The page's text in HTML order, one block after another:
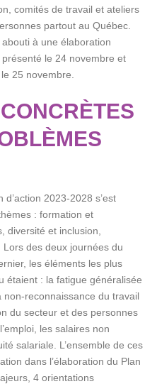
comités de travail et ateliers
partout au Québec.
à une élaboration
le 24 novembre et
25 novembre.
2023-2028 s’est
: formation et
diversité et inclusion,
des deux journées du
les éléments les plus
étaient : la fatigue généralisée
reconnaissance du travail
du secteur et des personnes
les salaires non
salariale. L’ensemble de ces
dans l’élaboration du Plan
4 orientations